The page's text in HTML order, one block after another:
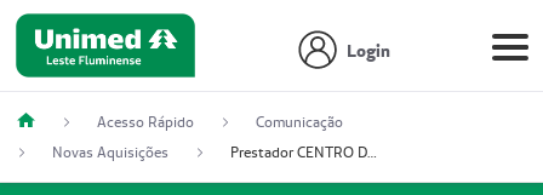
Login
Acesso Rápido
Comunicação
Novas Aquisições
Prestador CENTRO DE ONCOLOGIA